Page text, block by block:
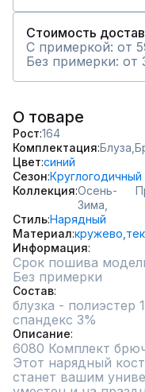
Стоимость
С примеркой: от
Без примерки: от
О товаре
Рост 164
Комплектация Блуза,
Цвет синий
Сезон Круглогодичный
Коллекция Осень-
Зима,
СтильНарядный
Материал кружево,
Информация
Срок пошива
Без примерки
Состав
блузка - полиэстер
спандекс 3%
Описание
6080 Комплект
Этот нарядный
станет вашим